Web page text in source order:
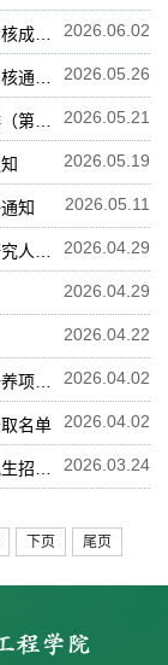
2026.06.02
批）
2026.05.26
批）
2026.05.21
批）
2026.05.19
2026.05.11
知
2026.04.29
公告
2026.04.29
2026.04.22
2026.04.02
名单
2026.04.02
名单
2026.03.24
项）
下页 尾页